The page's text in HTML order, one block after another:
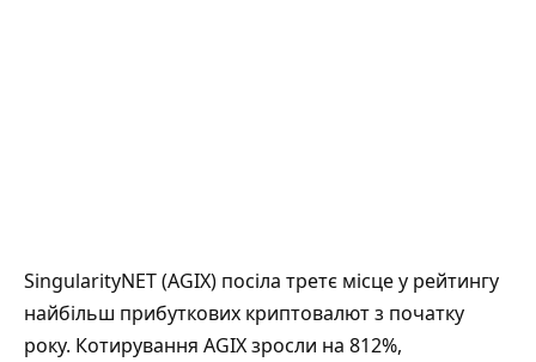
SingularityNET (AGIX) посіла третє місце у рейтингу
найбільш прибуткових криптовалют з початку
року. Котирування AGIX зросли на 812%,